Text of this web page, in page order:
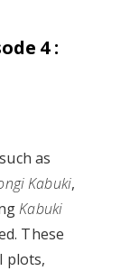
4 :
as
Kabuki,
Kabuki
These
plots,